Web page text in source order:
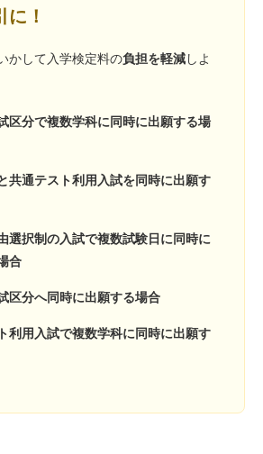
！
かして入学検定料の負担を軽減しよ
区分で複数学科に同時に出願する場
共通テスト利用入試を同時に出願す
選択制の入試で複数試験日に同時に
合
区分へ同時に出願する場合
利用入試で複数学科に同時に出願す